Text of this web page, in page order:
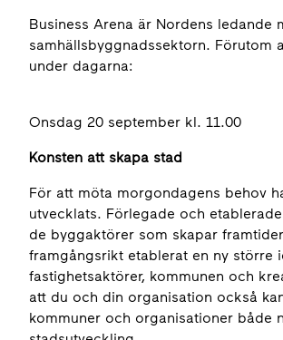
Business Arena är Nordens
samhällsbyggnadssektorn. Förutom
under dagarna:
Onsdag 20 september kl. 11.00
Konsten att skapa stad
För att möta morgondagens behov
utvecklats. Förlegade och
de byggaktörer som skapar
framgångsrikt etablerat en ny större
fastighetsaktörer, kommunen och
att du och din organisation också
kommuner och organisationer både